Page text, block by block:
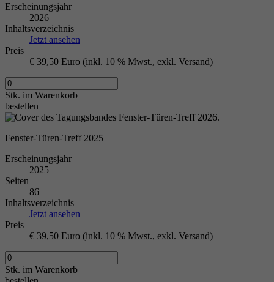
Erscheinungsjahr
2026
Inhaltsverzeichnis
Jetzt ansehen
Preis
€ 39,50 Euro (inkl. 10 % Mwst., exkl. Versand)
Stk. im Warenkorb
bestellen
Fenster-Türen-Treff 2025
Erscheinungsjahr
2025
Seiten
86
Inhaltsverzeichnis
Jetzt ansehen
Preis
€ 39,50 Euro (inkl. 10 % Mwst., exkl. Versand)
Stk. im Warenkorb